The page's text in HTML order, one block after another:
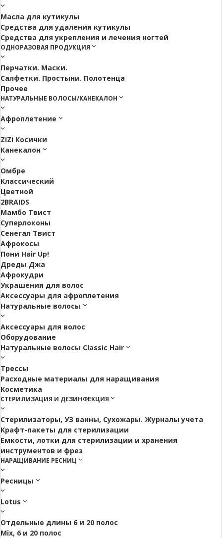
Масла для кутикулы
Средства для удаления кутикулы
Средства для укрепления и лечения ногтей
ОДНОРАЗОВАЯ ПРОДУКЦИЯ
Перчатки. Маски.
Салфетки. Простыни. Полотенца
Прочее
НАТУРАЛЬНЫЕ ВОЛОСЫ/КАНЕКАЛОН
Афроплетение
ZiZi Косички
Канекалон
Омбре
Классический
Цветной
2BRAIDS
Мамбо Твист
Суперлоконы
Сенегал Твист
Афрокосы
Пони Hair Up!
Дреды Джа
Афрокудри
Украшения для волос
Аксессуары для афроплетения
Натуральные волосы
Аксессуары для волос
Оборудование
Натуральные волосы Classic Hair
Трессы
Расходные материалы для наращивания
Косметика
СТЕРИЛИЗАЦИЯ И ДЕЗИНФЕКЦИЯ
Стерилизаторы, УЗ ванны, Сухожары. Журналы учета
Крафт-пакеты для стерилизации
Емкости, лотки для стерилизации и хранения
инструментов и фрез
НАРАЩИВАНИЕ РЕСНИЦ
Ресницы
Lotus
Отдельные длины 6 и 20 полос
Mix, 6 и 20 полос